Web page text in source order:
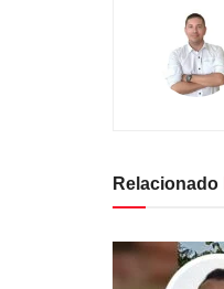
Relacionado